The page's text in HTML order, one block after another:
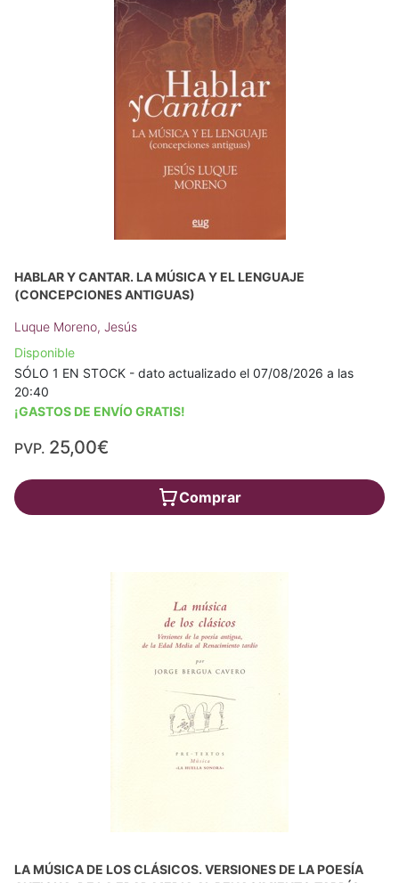
HABLAR Y CANTAR. LA MÚSICA Y EL LENGUAJE
(CONCEPCIONES ANTIGUAS)
Luque Moreno, Jesús
Disponible
SÓLO 1 EN STOCK - dato actualizado el 07/08/2026 a las
20:40
¡GASTOS DE ENVÍO GRATIS!
PVP. 25,00€
Comprar
LA MÚSICA DE LOS CLÁSICOS. VERSIONES DE LA POESÍA